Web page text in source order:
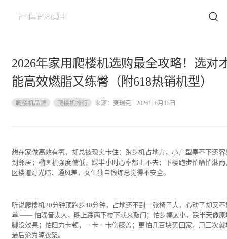
2026年家用爬楼机选购最全攻略！选对
能高效燃脂又练臀（附618热销机型）
爬楼机品牌 爬楼机排行 来源： 麦瑞克 2026年6月15日
想在家做高效有氧，却总被现实卡住：跑步机占地方，小户型塞不下还容
到邻居；椭圆机强度偏低，踩半小时心率都上不去；下楼跑步怕晒怕淋雨
区楼道灯光暗、通风差，女生独自锻炼总觉得不安全。
听说爬楼机20分钟顶跑步40分钟，占地还不到一张椅子大，心动了却又不
单 —— 怕噪音太大，晚上踩两下楼下就来敲门；怕步幅太小，踩半天像原
脚没效果；怕阻力卡顿，一卡一卡伤膝盖；更怕几百块买回家，用三次就
最后沦为晾衣架。